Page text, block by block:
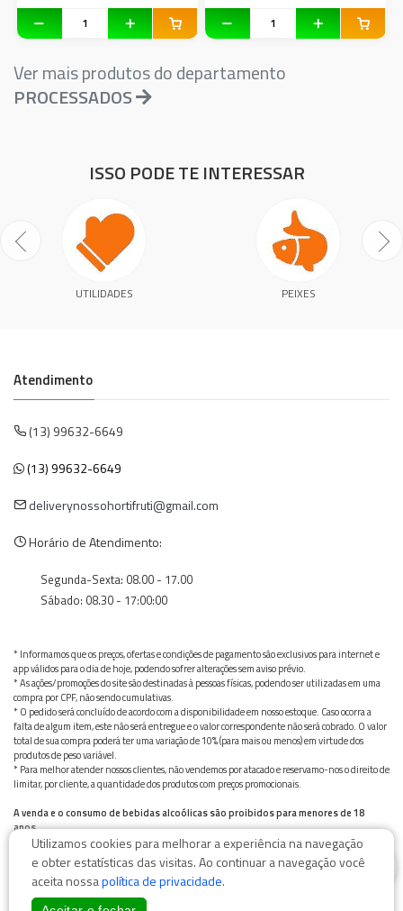
Ver mais produtos do departamento
PROCESSADOS
ISSO PODE TE INTERESSAR
UTILIDADES PEIXES
Atendimento
(13) 99632-6649
(13) 99632-6649
deliverynossohortifruti@gmail.com
Horário de Atendimento:
Segunda-Sexta: 08.00 - 17.00
Sábado: 08.30 - 17:00:00
* Informamos que os preços, ofertas e condições de pagamento são exclusivos para internet e
app válidos para o dia de hoje, podendo sofrer alterações sem aviso prévio.
* As ações/promoções do site são destinadas à pessoas físicas, podendo ser utilizadas em uma
compra por CPF, não sendo cumulativas.
* O pedido será concluído de acordo com a disponibilidade em nosso estoque. Caso ocorra a
falta de algum item, este não será entregue e o valor correspondente não será cobrado. O valor
total de sua compra poderá ter uma variação de 10% (para mais ou menos) em virtude dos
produtos de peso variável.
* Para melhor atender nossos clientes, não vendemos por atacado e reservamo-nos o direito de
limitar, por cliente, a quantidade dos produtos com preços promocionais.
A venda e o consumo de bebidas alcoólicas são proibidos para menores de 18
anos.
Bebida alcoólica pode causar dependência química e, em excesso, provoca graves males à saúde.
Beba com moderação
Utilizamos cookies para melhorar a experiência na navegação
e obter estatísticas das visitas. Ao continuar a navegação você
aceita nossapolítica de privacidade.